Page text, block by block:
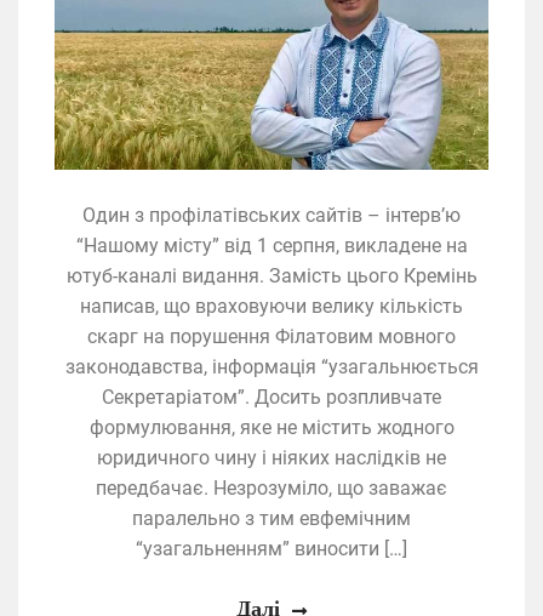
Один з профілатівських сайтів – інтерв’ю
“Нашому місту” від 1 серпня, викладене на
ютуб-каналі видання. Замість цього Кремінь
написав, що враховуючи велику кількість
скарг на порушення Філатовим мовного
законодавства, інформація “узагальнюється
Секретаріатом”. Досить розпливчате
формулювання, яке не містить жодного
юридичного чину і ніяких наслідків не
передбачає. Незрозуміло, що заважає
паралельно з тим евфемічним
“узагальненням” виносити […]
Далі